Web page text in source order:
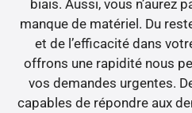
biais. Aussi, vous n’aurez
manque de matériel. Du
et de l’efficacité dans
offrons une rapidité nous
vos demandes urgentes.
capables de répondre aux